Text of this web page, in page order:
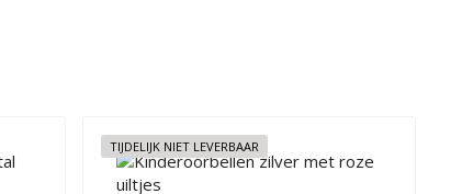
TIJDELIJK NIET LEVERBAAR